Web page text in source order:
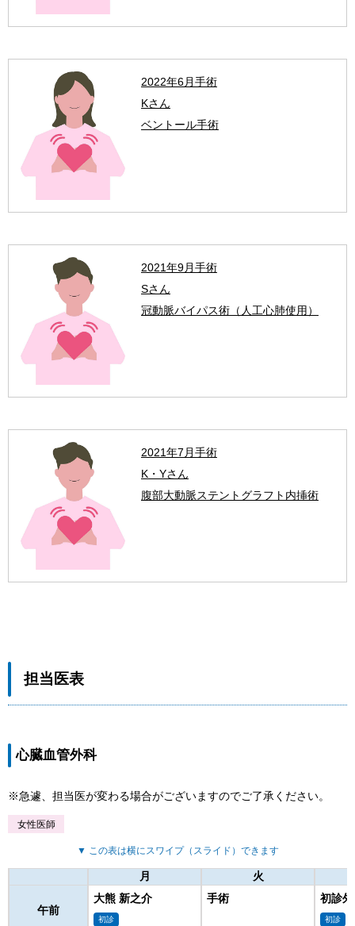
2022年6月手術
Kさん
ベントール手術
2021年9月手術
Sさん
冠動脈バイパス術（人工心肺使用）
2021年7月手術
K・Yさん
腹部大動脈ステントグラフト内挿術
担当医表
心臓血管外科
急遽、担当医が変わる場合がございますのでご了承ください。
女性医師
▼ この表は横にスワイプ（スライド）できます
月 火
午前
大熊 新之介
初診
手術 初診
初診